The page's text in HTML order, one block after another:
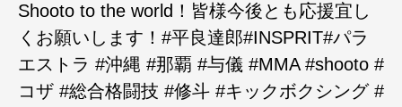
Shooto to the world！皆様今後とも応援宜し
くお願いします！#平良達郎#INSPRIT#パラ
エストラ #沖縄 #那覇 #与儀 #MMA #shooto #
コザ #総合格闘技 #修斗 #キックボクシング #